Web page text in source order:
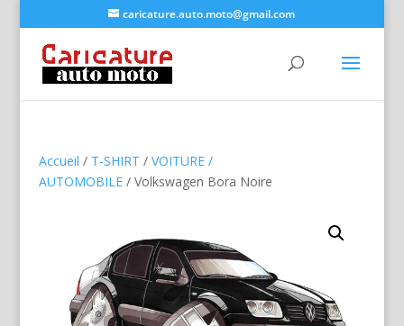
caricature.auto.moto@gmail.com
Accueil / T-SHIRT / VOITURE /
AUTOMOBILE/ Volkswagen Bora Noire